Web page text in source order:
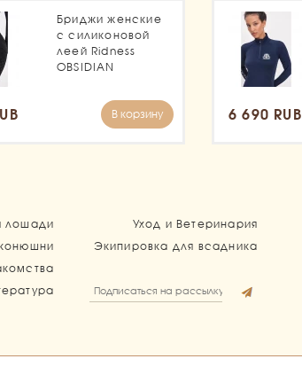
Бриджи женские
с силиконовой
леей Ridness
OBSIDIAN
В корзину 6 690 RUB
лошади
Уход и Ветеринария
Экипировка для всадника